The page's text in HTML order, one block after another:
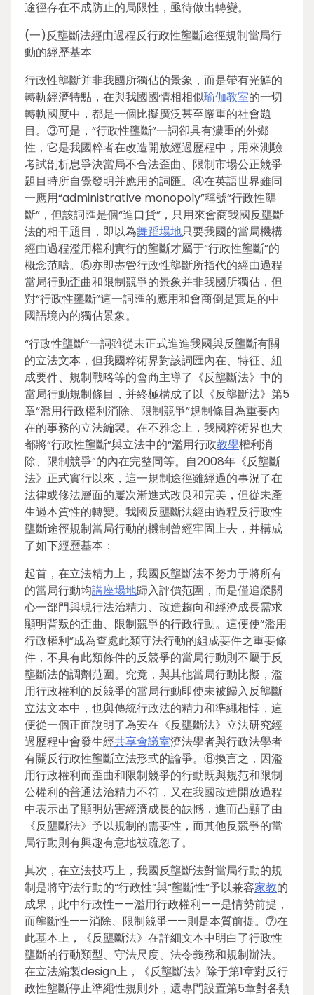
途徑存在不成防止的局限性，亟待做出轉變。
(一)反壟斷法經由過程反行政性壟斷途徑規制當局行
動的經歷基本
行政性壟斷并非我國所獨佔的景象，而是帶有光鮮的
轉軌經濟特點，在與我國國情相相似瑜伽教室的一切
轉軌國度中，都是一個比擬廣泛甚至嚴重的社會題
目。③可是，“行政性壟斷”一詞卻具有濃重的外鄉
性，它是我國粹者在改造開放經過歷程中，用來測驗
考試剖析息爭決當局不合法歪曲、限制市場公正競爭
題目時所自覺發明并應用的詞匯。④在英語世界雖同
一應用“administrative monopoly”稱號“行政性壟
斷”，但該詞匯是個“進口貨”，只用來會商我國反壟斷
法的相干題目，即以為舞蹈場地只要我國的當局機構
經由過程濫用權利實行的壟斷才屬于“行政性壟斷”的
概念范疇。⑤亦即盡管行政性壟斷所指代的經由過程
當局行動歪曲和限制競爭的景象并非我國所獨佔，但
對“行政性壟斷”這一詞匯的應用和會商倒是實足的中
國語境內的獨佔景象。
“行政性壟斷”一詞雖從未正式進進我國與反壟斷有關
的立法文本，但我國粹術界對該詞匯內在、特征、組
成要件、規制戰略等的會商主導了《反壟斷法》中的
當局行動規制條目，并終極構成了以《反壟斷法》第5
章“濫用行政權利消除、限制競爭”規制條目為重要內
在的事務的立法編製。在不雅念上，我國粹術界也大
都將“行政性壟斷”與立法中的“濫用行政教學權利消
除、限制競爭”的內在完整同等。自2008年《反壟斷
法》正式實行以來，這一規制途徑雖經過的事況了在
法律或修法層面的屢次漸進式改良和完美，但從未產
生過本質性的轉變。我國反壟斷法經由過程反行政性
壟斷途徑規制當局行動的機制曾經牢固上去，并構成
了如下經歷基本：
起首，在立法精力上，我國反壟斷法不努力于將所有
的當局行動均講座場地歸入評價范圍，而是僅追蹤關
心一部門與現行法治精力、改造趨向和經濟成長需求
顯明背叛的歪曲、限制競爭的行政行動。這便使“濫用
行政權利”成為查處此類守法行動的組成要件之重要條
件，不具有此類條件的反競爭的當局行動則不屬于反
壟斷法的調劑范圍。究竟，與其他當局行動比擬，濫
用行政權利的反競爭的當局行動即使未被歸入反壟斷
立法文本中，也與傳統行政法的精力和準繩相悖，這
便從一個正面說明了為安在《反壟斷法》立法研究經
過歷程中會發生經共享會議室濟法學者與行政法學者
有關反行政性壟斷立法形式的論爭。⑥換言之，因濫
用行政權利而歪曲和限制競爭的行動既與規范和限制
公權利的普通法治精力不符，又在我國改造開放過程
中表示出了顯明妨害經濟成長的缺憾，進而凸顯了由
《反壟斷法》予以規制的需要性，而其他反競爭的當
局行動則有興趣有意地被疏忽了。
其次，在立法技巧上，我國反壟斷法對當局行動的規
制是將守法行動的“行政性”與“壟斷性”予以兼容家教的
成果，此中行政性——濫用行政權利——是情勢前提，
而壟斷性——消除、限制競爭——則是本質前提。⑦在
此基本上，《反壟斷法》在詳細文本中明白了行政性
壟斷的行動類型、守法尺度、法令義務和規制辦法。
在立法編製design上，《反壟斷法》除于第1章對反行
政性壟斷停止準繩性規則外，還專門設置第5章對各類